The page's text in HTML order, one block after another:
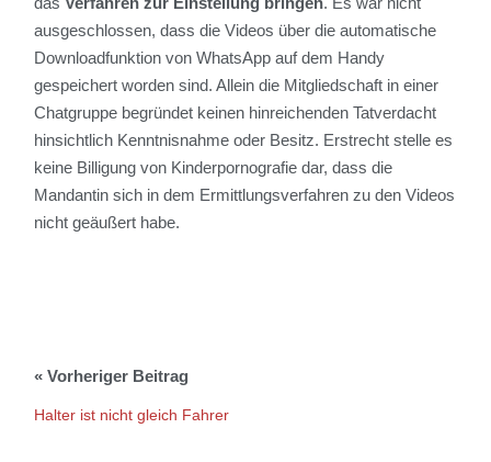
ausgeschlossen, dass die Videos über die automatische
Downloadfunktion von WhatsApp auf dem Handy
gespeichert worden sind. Allein die Mitgliedschaft in einer
Chatgruppe begründet keinen hinreichenden Tatverdacht
hinsichtlich Kenntnisnahme oder Besitz. Erstrecht stelle es
keine Billigung von Kinderpornografie dar, dass die
Mandantin sich in dem Ermittlungsverfahren zu den Videos
nicht geäußert habe.
Halter ist nicht gleich Fahrer